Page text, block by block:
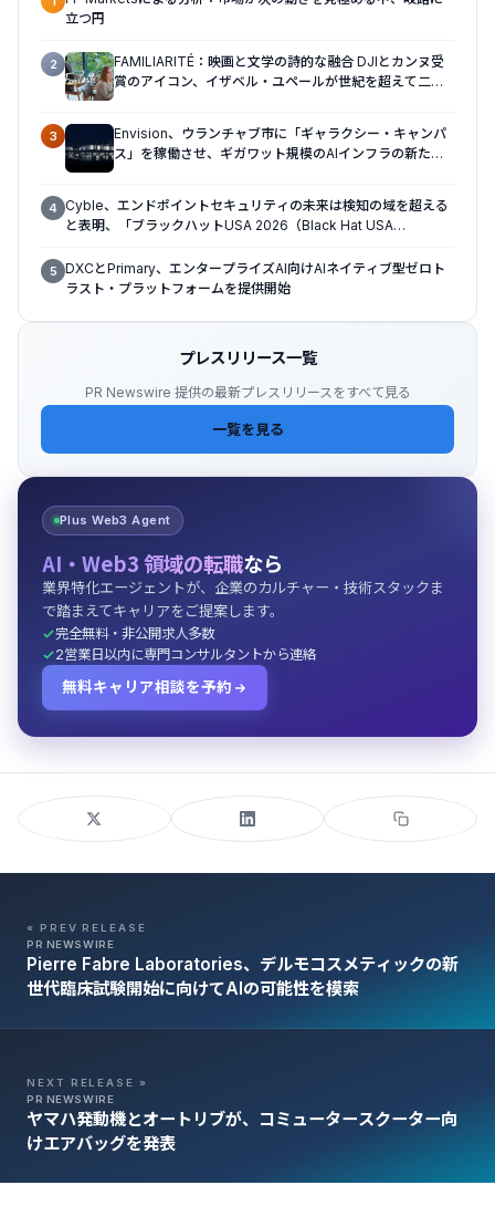
立つ円
2
FAMILIARITÉ：映画と文学の詩的な融合 DJIとカンヌ受
賞のアイコン、イザベル・ユペールが世紀を超えて二人
3
Envision、ウランチャブ市に「ギャラクシー・キャンパ
ス」を稼働させ、ギガワット規模のAIインフラの新たな
4 Cyble、エンドポイントセキュリティの未来は検知の域を超える
と表明、「ブラックハットUSA 2026（Black Hat USA
5 DXCとPrimary、エンタープライズAI向けAIネイティブ型ゼロト
ラスト・プラットフォームを提供開始
プレスリリース一覧
PR Newswire 提供の最新プレスリリースをすべて見る
一覧を見る
Plus Web3 Agent
AI・Web3 領域の転職なら
業界特化エージェントが、企業のカルチャー・技術スタックま
で踏まえてキャリアをご提案します。
完全無料・非公開求人多数
2営業日以内に専門コンサルタントから連絡
無料キャリア相談を予約
« PREV RELEASE
PR NEWSWIRE
Pierre Fabre Laboratories、デルモコスメティックの新
世代臨床試験開始に向けてAIの可能性を模索
NEXT RELEASE »
PR NEWSWIRE
ヤマハ発動機とオートリブが、コミュータースクーター向
けエアバッグを発表